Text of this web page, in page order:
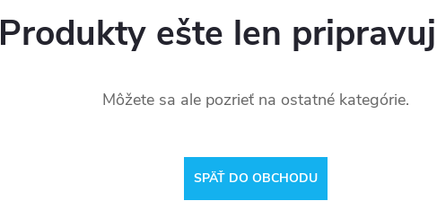
Produkty ešte len
Môžete sa ale pozrieť na ostatné kategórie.
SPÄŤ DO OBCHODU